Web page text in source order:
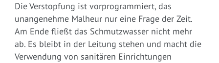
Die Verstopfung ist vorprogrammiert, das
unangenehme Malheur nur eine Frage der Zeit.
Am Ende fließt das Schmutzwasser nicht mehr
ab. Es bleibt in der Leitung stehen und macht die
Verwendung von sanitären Einrichtungen